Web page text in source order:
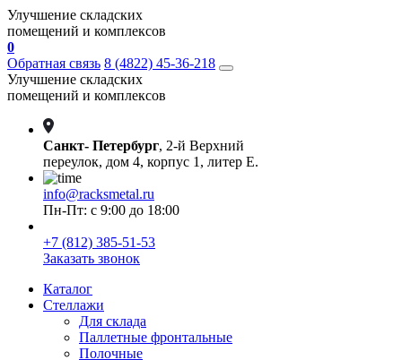
Улучшение складских
помещений и комплексов
0
Обратная связь 8 (4822) 45-36-218
Улучшение складских
помещений и комплексов
Санкт- Петербург, 2-й Верхний
переулок, дом 4, корпус 1, литер Е.
info@racksmetal.ru
Пн-Пт: с 9:00 до 18:00
+7 (812) 385-51-53
Заказать звонок
Каталог
Стеллажи
Для склада
Паллетные фронтальные
Полочные